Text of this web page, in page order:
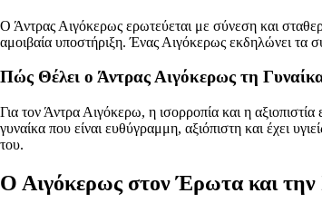
Ο Άντρας Αιγόκερως ερωτεύεται με σύνεση και
αμοιβαία υποστήριξη. Ένας Αιγόκερως εκδηλώνει τα
Πώς Θέλει ο Άντρας Αιγόκερως τη
Για τον Άντρα Αιγόκερω, η ισορροπία και η
γυναίκα που είναι ευθύγραμμη, αξιόπιστη και έχει
του.
Ο Αιγόκερως στον Έρωτα και την